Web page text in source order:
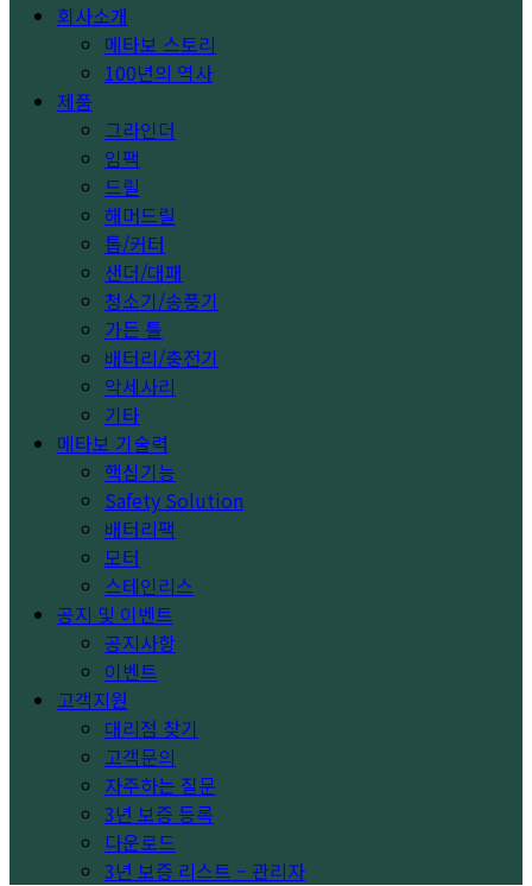
회사소개
메타보 스토리
100년의 역사
제품
그라인더
임팩
드릴
해머드릴
톱/커터
샌더/대패
청소기/송풍기
가든 툴
배터리/충전기
악세사리
기타
메타보 기술력
핵심기능
Safety Solution
배터리팩
모터
스테인리스
공지 및 이벤트
공지사항
이벤트
고객지원
대리점 찾기
고객문의
자주하는 질문
3년 보증 등록
다운로드
3년 보증 리스트 – 관리자